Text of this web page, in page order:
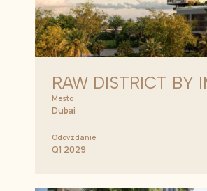
RAW DISTRICT BY
Mesto
Dubai
Odovzdanie
Q1 2029